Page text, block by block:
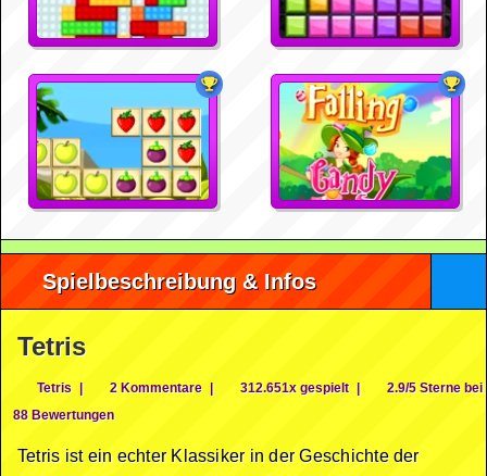
Spielbeschreibung & Infos
Tetris
Tetris | 2 Kommentare | 312.651x gespielt |
2.9/5 Sterne bei
88 Bewertungen
Tetris ist ein echter Klassiker in der Geschichte der